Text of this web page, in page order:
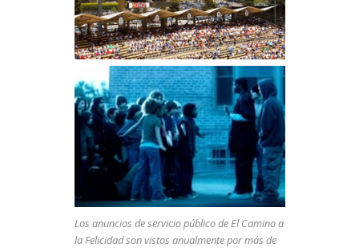
Los anuncios de servicio público de El Camino a
la Felicidadson vistos anualmente por más de